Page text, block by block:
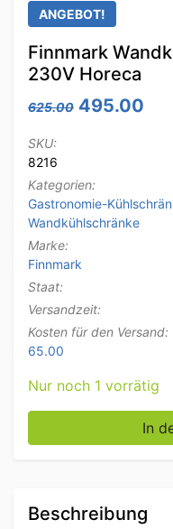
ANGEBOT!
Finnmark
230V Horeca
625.00 495.00
SKU:
8216
Kategorien:
Gastronomie-
Wandkühlschränke
Marke:
Finnmark
Staat:
Versandzeit:
Kosten für den Versand:
65.00
Nur noch 1 vorrätig
Finnmark
In
Beschreibung